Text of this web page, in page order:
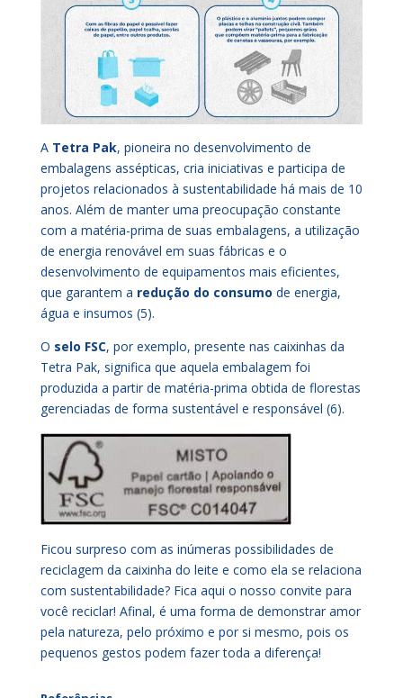
A Tetra Pak, pioneira no desenvolvimento de
embalagens assépticas, cria iniciativas e participa de
projetos relacionados à sustentabilidade há mais de 10
anos. Além de manter uma preocupação constante
com a matéria-prima de suas embalagens, a utilização
de energia renovável em suas fábricas e o
desenvolvimento de equipamentos mais eficientes,
que garantem a redução do consumo de energia,
água e insumos (5).
O selo FSC, por exemplo, presente nas caixinhas da
Tetra Pak, significa que aquela embalagem foi
produzida a partir de matéria-prima obtida de florestas
gerenciadas de forma sustentável e responsável (6).
Ficou surpreso com as inúmeras possibilidades de
reciclagem da caixinha do leite e como ela se relaciona
com sustentabilidade? Fica aqui o nosso convite para
você reciclar! Afinal, é uma forma de demonstrar amor
pela natureza, pelo próximo e por si mesmo, pois os
pequenos gestos podem fazer toda a diferença!